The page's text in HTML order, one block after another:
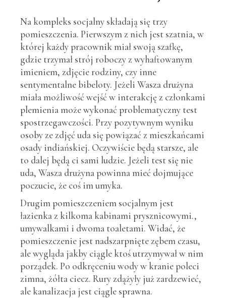
Na kompleks socjalny składają się trzy
pomieszczenia. Pierwszym z nich jest szatnia, w
której każdy pracownik miał swoją szafkę,
gdzie trzymał strój roboczy z wyhaftowanym
imieniem, zdjęcie rodziny, czy inne
sentymentalne bibeloty. Jeżeli Wasza drużyna
miała możliwość wejść w interakcję z członkami
plemienia może wykonać problematyczny test
spostrzegawczości. Przy pozytywnym wyniku
osoby ze zdjęć uda się powiązać z mieszkańcami
osady indiańskiej. Oczywiście będą starsze, ale
to dalej będą ci sami ludzie. Jeżeli test się nie
uda, Wasza drużyna powinna mieć dojmujące
poczucie, że coś im umyka.
Drugim pomieszczeniem socjalnym jest
łazienka z kilkoma kabinami prysznicowymi.,
umywalkami i dwoma toaletami. Widać, że
pomieszczenie jest nadszarpnięte zębem czasu,
ale wygląda jakby ciągle ktoś utrzymywał w nim
porządek. Po odkręceniu wody w kranie poleci
zimna, żółta ciecz. Rury zdążyły już zardzewieć,
ale kanalizacja jest ciągle sprawna.